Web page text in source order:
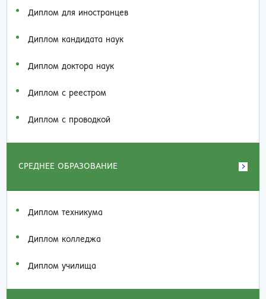
Диплом для иностранцев
Диплом кандидата наук
Диплом доктора наук
Диплом с реестром
Диплом с проводкой
СРЕДНЕЕ ОБРАЗОВАНИЕ
Диплом техникума
Диплом колледжа
Диплом училища